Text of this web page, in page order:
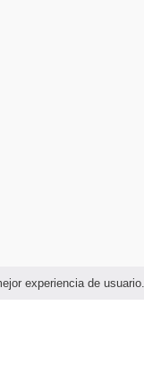
experiencia de